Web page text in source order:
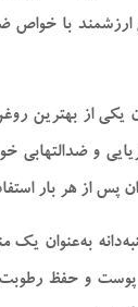
با خواص
یکی از
و
پس از هر بار
پوست و حفظ